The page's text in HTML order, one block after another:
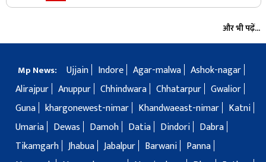
और भी पढ़ें...
Mp News: Ujjain Indore Agar-malwa Ashok-nagar
Alirajpur Anuppur Chhindwara Chhatarpur Gwalior
Guna khargonewest-nimar Khandwaeast-nimar
Katni
Umaria
Dewas Damoh Datia Dindori
Dabra
Tikamgarh Jhabua Jabalpur Barwani
Panna